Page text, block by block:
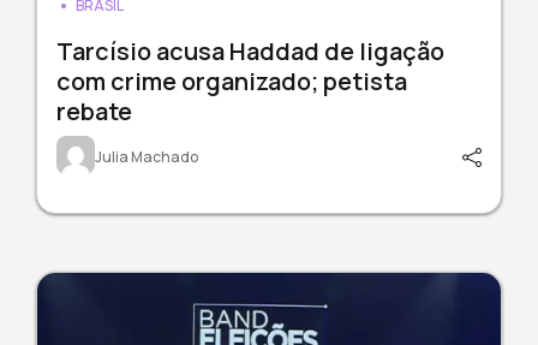
BRASIL
Tarcísio acusa Haddad de ligação
com crime organizado; petista
rebate
Julia Machado